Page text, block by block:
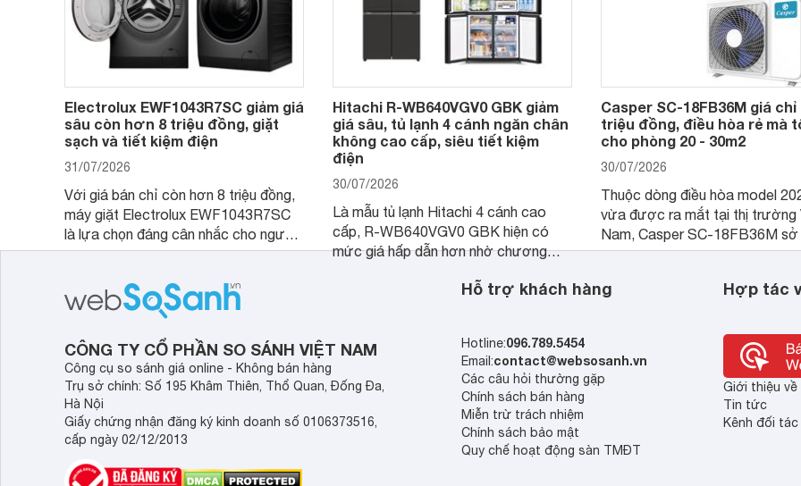
Electrolux EWF1043R7SC giảm giá
sâu còn hơn 8 triệu đồng, giặt
sạch và tiết kiệm điện
31/07/2026
Với giá bán chỉ còn hơn 8 triệu đồng,
máy giặt Electrolux EWF1043R7SC
là lựa chọn đáng cân nhắc cho người
tiêu dùng Việt nhờ được trang bị nhiều
Hitachi R-WB640VGV0 GBK giảm
giá sâu, tủ lạnh 4 cánh ngăn chân
không cao cấp, siêu tiết kiệm
điện
30/07/2026
Là mẫu tủ lạnh Hitachi 4 cánh cao
cấp, R-WB640VGV0 GBK hiện có
mức giá hấp dẫn hơn nhờ chương
đáng cân nhắc cho các gia đình Việt
Casper SC-18FB36M giá chỉ
triệu đồng, điều hòa rẻ mà
cho phòng 20 - 30m2
30/07/2026
Thuộc dòng điều hòa model
vừa được ra mắt tại thị trường
Nam, Casper SC-18FB36M sở
công suất làm mát 18.000
- 30 m2. Bên cạnh khả năng
nhiều tính năng và công nghệ
CÔNG TY CỔ PHẦN SO SÁNH VIỆT NAM
Công cụ so sánh giá online - Không bán hàng
Trụ sở chính: Số 195 Khâm Thiên, Thổ Quan, Đống Đa,
Hà Nội
Giấy chứng nhận đăng ký kinh doanh số 0106373516,
cấp ngày 02/12/2013
Hỗ trợ khách hàng
Hotline:096.789.5454
Email:contact@websosanh.vn
Các câu hỏi thường gặp
Chính sách bán hàng
Miễn trừ trách nhiệm
Chính sách bảo mật
Quy chế hoạt động sàn TMĐT
Hợp tác
Giới thiệu về
Tin tức
Kênh đối